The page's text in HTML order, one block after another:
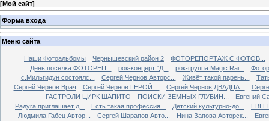
[Мой сайт]
Форма входа
Меню сайта
Наши Фотоальбомы Чернышевский район 2
ФОТОРЕПОРТАЖ С ФОТОВ...
День поселка ФОТОРЕП...
рок-концерт "Д... рок-группа Magiс Rai...
с.Мильгидун состоялс...
Сергей Чернов Авторс... Живёт такой парень...
Сергей Чернов Врач
Сергей Чернов ГЕРОЙ ... Сергей Чернов ДВАДЦА...
ГАСТРОЛИ ЦИРК ШАПИТО
ПОИСКИ ЗЕМНЫХ ГЛУБИН...
Евгений
Радуга приглашает д...
Есть такая профессия... Детский культурно-до...
Людмила Габец Автор...
Сергей Шарапов Авто... Нина Запова Авторск...